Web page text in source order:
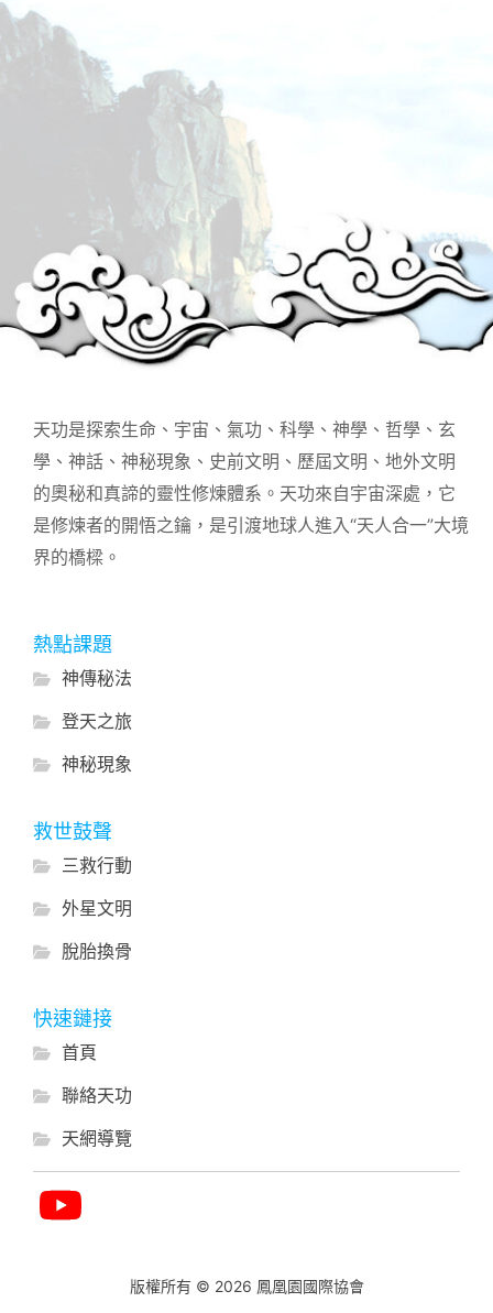
天功是探索生命、宇宙、氣功、科學、神學、哲學、玄
學、神話、神秘現象、史前文明、歷屆文明、地外文明
的奧秘和真諦的靈性修煉體系。天功來自宇宙深處，它
是修煉者的開悟之鑰，是引渡地球人進入“天人合一”大境
界的橋樑。
熱點課題
神傳秘法
登天之旅
神秘現象
救世鼓聲
三救行動
外星文明
脫胎換骨
快速鏈接
首頁
聯絡天功
天網導覽
版權所有 © 2026 鳳凰園國際協會